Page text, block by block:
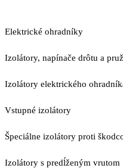
Elektrické ohradníky
Izolátory, napínače drôtu a
Izolátory elektrického
Vstupné izolátory
Špeciálne izolátory proti
Izolátory s predĺženým vrutom